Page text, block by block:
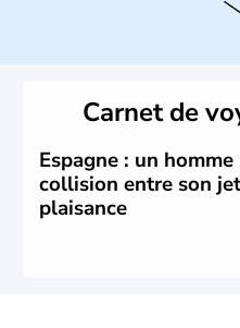
envahissent la
apportent leur langue
s'impose comme la
XIème siècle et le reste
rejoint le pays à partir de
Portugal. Cette
Carnet de
Espagne : un
collision entre son
plaisance